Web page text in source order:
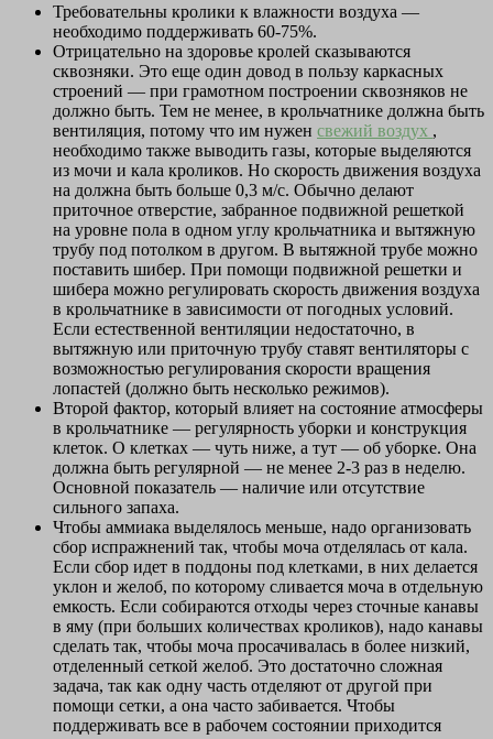
Требовательны кролики к влажности воздуха —
необходимо поддерживать 60-75%.
Отрицательно на здоровье кролей сказываются
сквозняки. Это еще один довод в пользу каркасных
строений — при грамотном построении сквозняков не
должно быть. Тем не менее, в крольчатнике должна быть
вентиляция, потому что им нужен свежий воздух ,
необходимо также выводить газы, которые выделяются
из мочи и кала кроликов. Но скорость движения воздуха
на должна быть больше 0,3 м/с. Обычно делают
приточное отверстие, забранное подвижной решеткой
на уровне пола в одном углу крольчатника и вытяжную
трубу под потолком в другом. В вытяжной трубе можно
поставить шибер. При помощи подвижной решетки и
шибера можно регулировать скорость движения воздуха
в крольчатнике в зависимости от погодных условий.
Если естественной вентиляции недостаточно, в
вытяжную или приточную трубу ставят вентиляторы с
возможностью регулирования скорости вращения
лопастей (должно быть несколько режимов).
Второй фактор, который влияет на состояние атмосферы
в крольчатнике — регулярность уборки и конструкция
клеток. О клетках — чуть ниже, а тут — об уборке. Она
должна быть регулярной — не менее 2-3 раз в неделю.
Основной показатель — наличие или отсутствие
сильного запаха.
Чтобы аммиака выделялось меньше, надо организовать
сбор испражнений так, чтобы моча отделялась от кала.
Если сбор идет в поддоны под клетками, в них делается
уклон и желоб, по которому сливается моча в отдельную
емкость. Если собираются отходы через сточные канавы
в яму (при больших количествах кроликов), надо канавы
сделать так, чтобы моча просачивалась в более низкий,
отделенный сеткой желоб. Это достаточно сложная
задача, так как одну часть отделяют от другой при
помощи сетки, а она часто забивается. Чтобы
поддерживать все в рабочем состоянии приходится